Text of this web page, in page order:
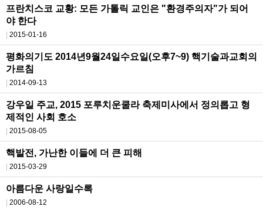
프란치스코 교황: 모든 가톨릭 교인은 "환경주의자"가 되어
야 한다
2015-01-16
평화의기도 2014년9월24일수요일(오후7~9) 핵기술과교회의
가르침
2014-09-13
강우일 주교, 2015 포루치운쿨라 축제미사에서 정의롭고 형
제적인 사회 호소
2015-08-05
핵발전, 가난한 이들에 더 큰 피해
2015-03-29
아름다운 사랑일수록
2006-08-12